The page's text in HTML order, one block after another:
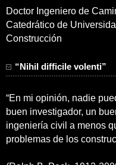
Doctor Ingeniero de
Catedrático de
Construcción
“Nihil difficile volenti”
“En mi opinión, nadie
buen investigador, un
ingeniería civil a menos
problemas de los